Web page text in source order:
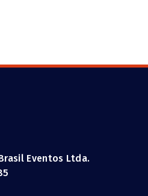
Eventos Ltda.